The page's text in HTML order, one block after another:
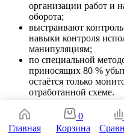
организации работ и
оборота;
выстраивают
навыки контроля
манипуляциям;
по специальной
приносящих 80 %
остаётся только
отработанной схеме.
Главная
0
Корзина